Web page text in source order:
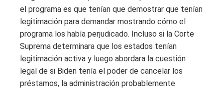
el programa es que tenían que demostrar que tenían
legitimación para demandar mostrando cómo el
programa los había perjudicado. Incluso si la Corte
Suprema determinara que los estados tenían
legitimación activa y luego abordara la cuestión
legal de si Biden tenía el poder de cancelar los
préstamos, la administración probablemente